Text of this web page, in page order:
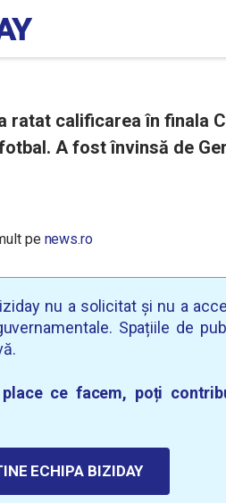
ratat calificarea în finala
A fost învinsă de
pe news.ro
nu a solicitat și nu a
Spațiile de
ce facem, poți
ECHIPA BIZIDAY